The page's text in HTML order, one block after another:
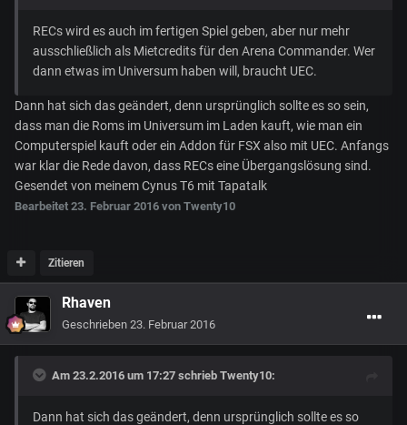
RECs wird es auch im fertigen Spiel geben, aber nur mehr
ausschließlich als Mietcredits für den Arena Commander. Wer
dann etwas im Universum haben will, braucht UEC.
Dann hat sich das geändert, denn ursprünglich sollte es so sein,
dass man die Roms im Universum im Laden kauft, wie man ein
Computerspiel kauft oder ein Addon für FSX also mit UEC. Anfangs
war klar die Rede davon, dass RECs eine Übergangslösung sind.
Gesendet von meinem Cynus T6 mit Tapatalk
Bearbeitet 23. Februar 2016 von Twenty10
Zitieren
Rhaven
Geschrieben 23. Februar 2016
Am 23.2.2016 um 17:27 schrieb Twenty10:
Dann hat sich das geändert, denn ursprünglich sollte es so